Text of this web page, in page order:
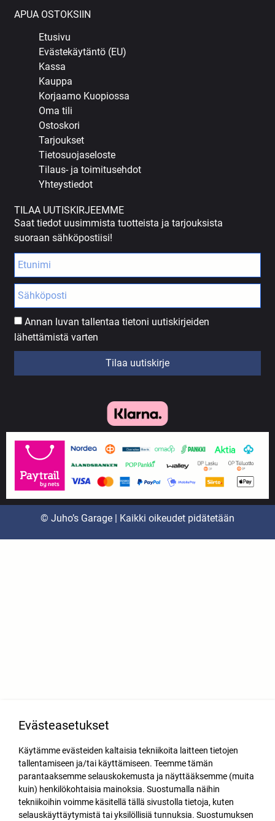
APUA OSTOKSIIN
Etusivu
Evästekäytäntö (EU)
Kassa
Kauppa
Korjaamo Kuopiossa
Oma tili
Ostoskori
Tarjoukset
Tietosuojaseloste
Tilaus- ja toimitusehdot
Yhteystiedot
TILAA UUTISKIRJEEMME
Saat tiedot uusimmista tuotteista ja tarjouksista
suoraan sähköpostiisi!
Annan luvan tallentaa tietoni uutiskirjeiden
lähettämistä varten
Tilaa uutiskirje
© Juho’s Garage | Kaikki oikeudet pidätetään
Evästeasetukset
Käytämme evästeiden kaltaisia tekniikoita laitteen tietojen
tallentamiseen ja/tai käyttämiseen. Teemme tämän
parantaaksemme selauskokemusta ja näyttääksemme (muita
kuin) henkilökohtaisia mainoksia. Suostumalla näihin
tekniikoihin voimme käsitellä tällä sivustolla tietoja, kuten
selauskäyttäytymistä tai yksilöllisiä tunnuksia. Suostumuksen